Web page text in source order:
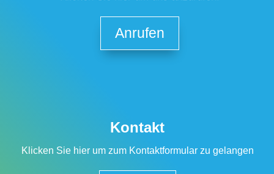
Anrufen
Kontakt
Klicken Sie hier um zum Kontaktformular zu gelangen